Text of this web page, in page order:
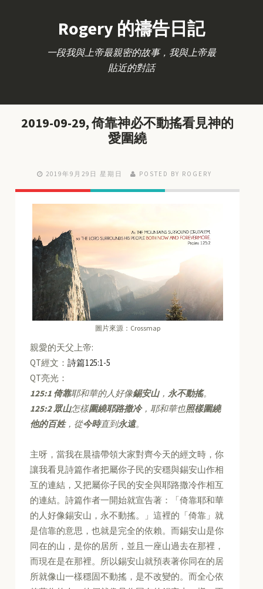
Rogery 的禱告日記
一段我與上帝最親密的故事，我與上帝最
貼近的對話
2019-09-29, 倚靠神必不動搖看見神的
愛圍繞
2019年9月29日 星期日 POSTED BY ROGERY
圖片來源：Crossmap
親愛的天父上帝:
QT經文：詩篇125:1-5
QT亮光：
125:1 倚靠耶和華的人好像錫安山，永不動搖。
125:2眾山怎樣圍繞耶路撒冷，耶和華也照樣圍繞
他的百姓，從今時直到永遠。
主呀，當我在晨禱帶領大家對齊今天的經文時，你
讓我看見詩篇作者把屬你子民的安穩與錫安山作相
互的連結，又把屬你子民的安全與耶路撒冷作相互
的連結。詩篇作者一開始就宣告著：「倚靠耶和華
的人好像錫安山，永不動搖。」這裡的「倚靠」就
是信靠的意思，也就是完全的依賴。而錫安山是你
同在的山，是你的居所，並且一座山過去在那裡，
而現在是在那裡。所以錫安山就預表著你同在的居
所就像山一樣穩固不動搖，是不改變的。而全心依